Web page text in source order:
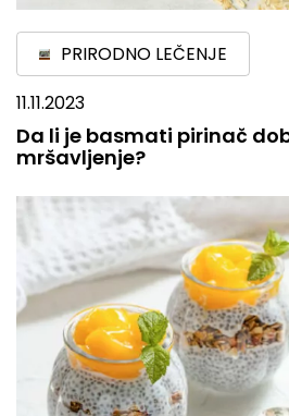
PRIRODNO LEČENJE
11.11.2023
Da li je basmati pirinač
mršavljenje?